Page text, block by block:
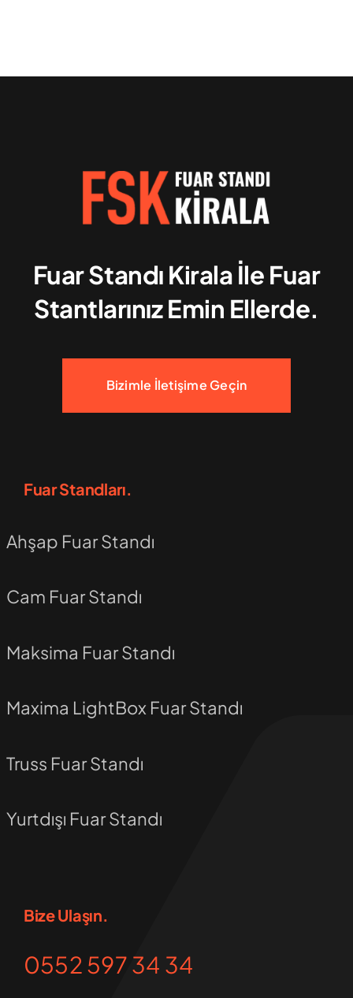
Fuar Standı Kirala İle Fuar
Stantlarınız Emin Ellerde.
Bizimle İletişime Geçin
Fuar Standları.
Ahşap Fuar Standı
Cam Fuar Standı
Maksima Fuar Standı
Maxima LightBox Fuar Standı
Truss Fuar Standı
Yurtdışı Fuar Standı
Bize Ulaşın.
0552 597 34 34